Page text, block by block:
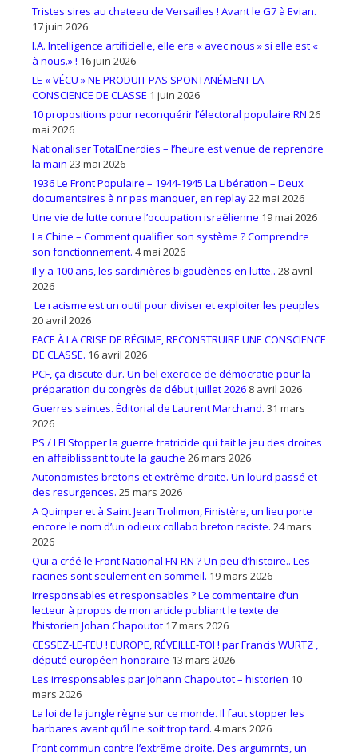
Tristes sires au chateau de Versailles ! Avant le G7 à Evian.
17 juin 2026
I.A. Intelligence artificielle, elle era « avec nous » si elle est «
à nous.» ! 16 juin 2026
LE « VÉCU » NE PRODUIT PAS SPONTANÉMENT LA
CONSCIENCE DE CLASSE 1 juin 2026
10 propositions pour reconquérir l’électoral populaire RN 26
mai 2026
Nationaliser TotalEnerdies – l’heure est venue de reprendre
la main 23 mai 2026
1936 Le Front Populaire – 1944-1945 La Libération – Deux
documentaires à nr pas manquer, en replay22 mai 2026
Une vie de lutte contre l’occupation israëlienne 19 mai 2026
La Chine – Comment qualifier son système ? Comprendre
son fonctionnement. 4 mai 2026
Il y a 100 ans, les sardinières bigoudènes en lutte.. 28 avril
2026
Le racisme est un outil pour diviser et exploiter les peuples
20 avril 2026
FACE À LA CRISE DE RÉGIME, RECONSTRUIRE UNE CONSCIENCE
DE CLASSE. 16 avril 2026
PCF, ça discute dur. Un bel exercice de démocratie pour la
préparation du congrès de début juillet 2026 8 avril 2026
Guerres saintes. Éditorial de Laurent Marchand. 31 mars
2026
PS / LFI Stopper la guerre fratricide qui fait le jeu des droites
en affaiblissant toute la gauche 26 mars 2026
Autonomistes bretons et extrême droite. Un lourd passé et
des resurgences. 25 mars 2026
A Quimper et à Saint Jean Trolimon, Finistère, un lieu porte
encore le nom d’un odieux collabo breton raciste. 24 mars
2026
Qui a créé le Front National FN-RN ? Un peu d’histoire.. Les
racines sont seulement en sommeil. 19 mars 2026
Irresponsables et responsables ? Le commentaire d’un
lecteur à propos de mon article publiant le texte de
l’historien Johan Chapoutot 17 mars 2026
CESSEZ-LE-FEU ! EUROPE, RÉVEILLE-TOI ! par Francis WURTZ ,
député européen honoraire 13 mars 2026
Les irresponsables par Johann Chapoutot – historien 10
mars 2026
La loi de la jungle règne sur ce monde. Il faut stopper les
barbares avant qu’il ne soit trop tard. 4 mars 2026
Front commun contre l’extrême droite. Des argumrnts, un